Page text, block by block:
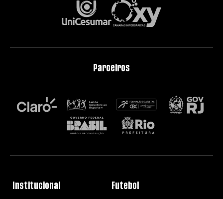
Parceiros
Institucional Futebol